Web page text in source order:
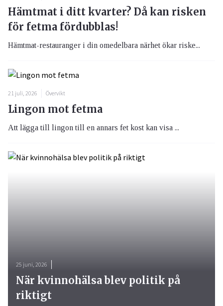
Hämtmat i ditt kvarter? Då kan risken
för fetma fördubblas!
Hämtmat-restauranger i din omedelbara närhet ökar riske...
21 juli, 2026 Övervikt
Lingon mot fetma
Att lägga till lingon till en annars fet kost kan visa ...
25 juni, 2026
När kvinnohälsa blev politik på
riktigt